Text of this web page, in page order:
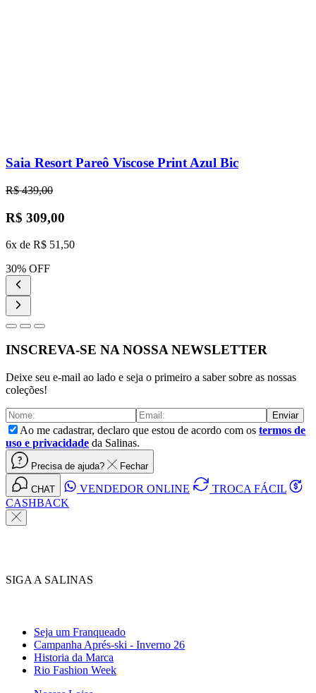
Saia Resort Pareô Viscose Print Azul Bic
R$ 439,00
R$ 309,00
6x de R$ 51,50
30% OFF
INSCREVA-SE NA NOSSA NEWSLETTER
Deixe seu e-mail ao lado e seja o primeiro a saber sobre as nossas
coleções!
Enviar
Ao me cadastrar, declaro que estou de acordo com os termos de
uso e privacidade da Salinas.
Precisa de ajuda? Fechar
CHAT VENDEDOR ONLINE
TROCA FÁCIL
CASHBACK
SIGA A SALINAS
Seja um Franqueado
Campanha Aprés-ski - Inverno 26
Historia da Marca
Rio Fashion Week